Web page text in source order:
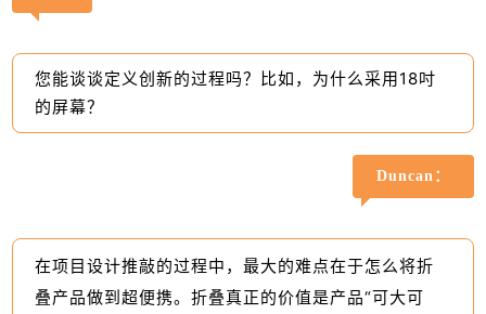
您能谈谈定义创新的过程吗？比如，为什么采用18吋
的屏幕？
Duncan：
在项目设计推敲的过程中，最大的难点在于怎么将折
叠产品做到超便携。折叠真正的价值是产品“可大可